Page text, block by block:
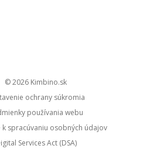
© 2026
kimbino.sk
ochrany súkromia
používania webu
k spracúvaniu osobných údajov
Services Act (DSA)